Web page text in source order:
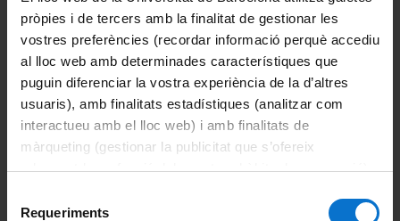
pròpies i de tercers amb la finalitat de gestionar les
vostres preferències (recordar informació perquè accediu
al lloc web amb determinades característiques que
puguin diferenciar la vostra experiència de la d’altres
usuaris), amb finalitats estadístiques (analitzar com
interactueu amb el lloc web) i amb finalitats de
màrqueting (gestionar la publicitat que s’ofereix
adequant-la en funció dels vostres hàbits de navegació).
consultar laPolítica de galetes del lloc web de la
Requeriments
Recerca Clínica(en procés de substitució)
Estudiants de la UB
Futurs estudiants
Recerca Clínica Aplicada
Estudiants de la UB
Futurs estudiants
Màsters vinculats a la Facultat